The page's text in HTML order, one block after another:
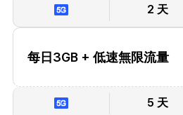
2 天
每日3GB + 低速無限流量
5 天